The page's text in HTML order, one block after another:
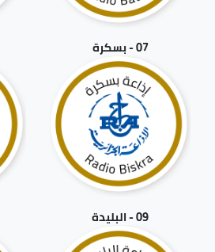
07 - بسكرة
09 - البليدة